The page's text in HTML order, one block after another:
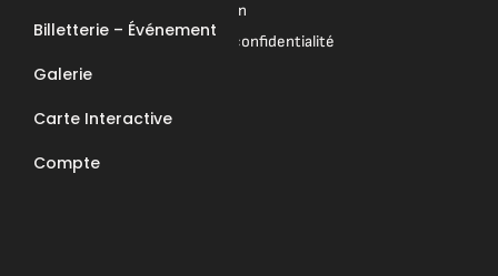
Billetterie – Événement
Galerie
Carte Interactive
Compte
Conditions Générales d’Utilisation
Mentions légales & Politique de confidentialité
E-Mail : contact@apcc6570.fr
Téléphone : 06 85 81 94 56